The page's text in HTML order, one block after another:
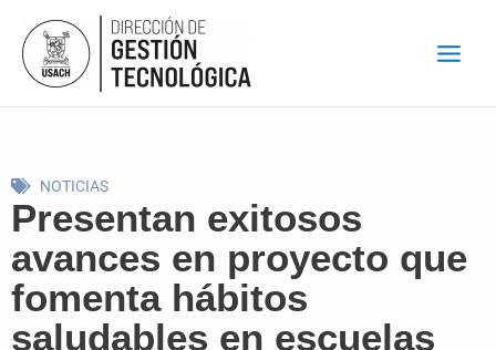
contenido
NOTICIAS
Presentan exitosos
avances en proyecto que
fomenta hábitos
saludables en escuelas